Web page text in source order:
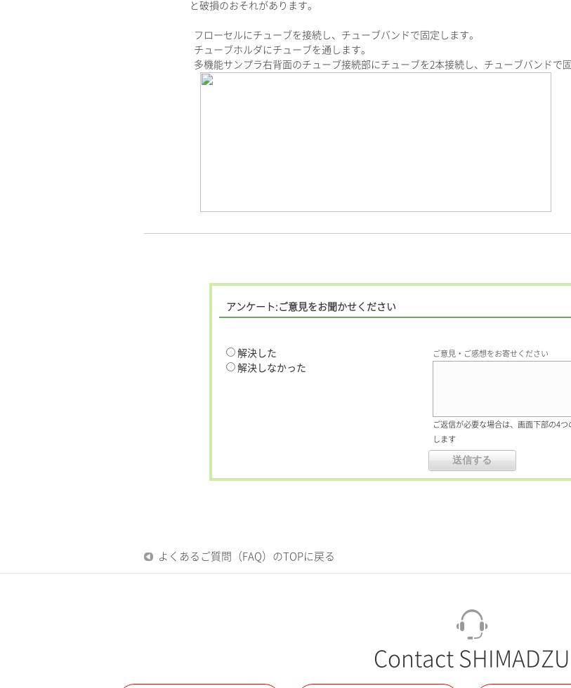
と破損のおそれがあります。
フローセルにチューブを接続し、チューブバンドで固定します。
チューブホルダにチューブを通します。
多機能サンプラ右背面のチューブ接続部にチューブを2本接続し、チューブバンドで固
アンケート:ご意見をお聞かせください
解決した
解決しなかった
ご意見・ご感想をお寄せください
ご返信が必要な場合は、画面下部の4
します
よくあるご質問（FAQ）のTOPに戻る
Contact SHIMADZU